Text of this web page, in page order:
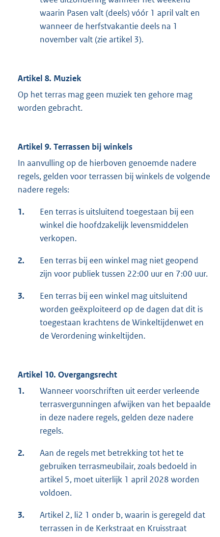
waarin Pasen valt (deels) vóór 1 april valt en
wanneer de herfstvakantie deels na 1
november valt (zie artikel 3).
Artikel 8. Muziek
Op het terras mag geen muziek ten gehore mag
worden gebracht.
Artikel 9. Terrassen bij winkels
In aanvulling op de hierboven genoemde nadere
regels, gelden voor terrassen bij winkels de volgende
nadere regels:
1.
Een terras is uitsluitend toegestaan bij een
winkel die hoofdzakelijk levensmiddelen
verkopen.
2.
Een terras bij een winkel mag niet geopend
zijn voor publiek tussen 22:00 uur en 7:00 uur.
3.
Een terras bij een winkel mag uitsluitend
worden geëxploiteerd op de dagen dat dit is
toegestaan krachtens de Winkeltijdenwet en
de Verordening winkeltijden.
Artikel 10. Overgangsrecht
1.
Wanneer voorschriften uit eerder verleende
terrasvergunningen afwijken van het bepaalde
in deze nadere regels, gelden deze nadere
regels.
2.
Aan de regels met betrekking tot het te
gebruiken terrasmeubilair, zoals bedoeld in
artikel 5, moet uiterlijk 1 april 2028 worden
voldoen.
3.
Artikel 2, li2 1 onder b, waarin is geregeld dat
terrassen in de Kerkstraat en Kruisstraat